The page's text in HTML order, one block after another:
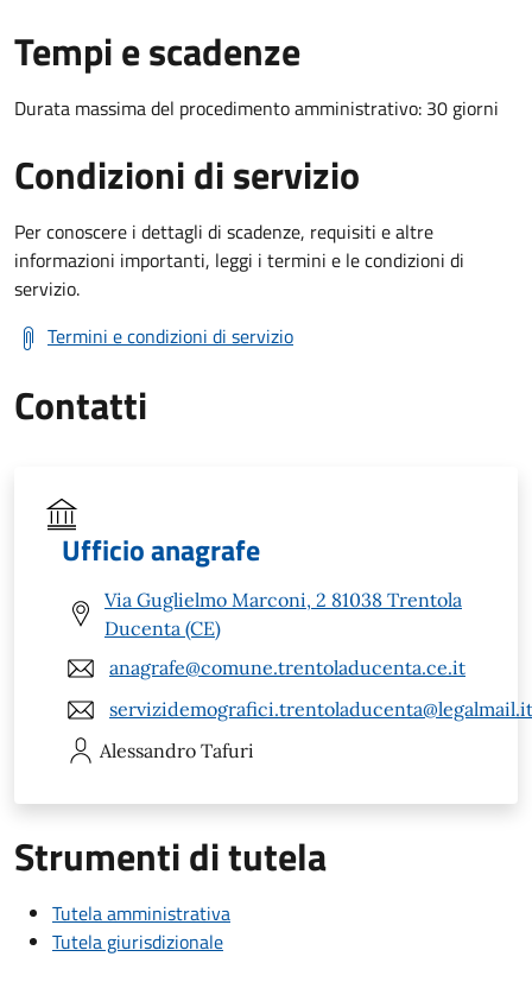
Tempi e scadenze
Durata massima del procedimento amministrativo: 30 giorni
Condizioni di servizio
Per conoscere i dettagli di scadenze, requisiti e altre
informazioni importanti, leggi i termini e le condizioni di
servizio.
Termini e condizioni di servizio
Contatti
Ufficio anagrafe
Via Guglielmo Marconi, 2 81038 Trentola
Ducenta (CE)
anagrafe@comune.trentoladucenta.ce.it
servizidemografici.trentoladucenta@legalmail.it
Alessandro Tafuri
Strumenti di tutela
Tutela amministrativa
Tutela giurisdizionale